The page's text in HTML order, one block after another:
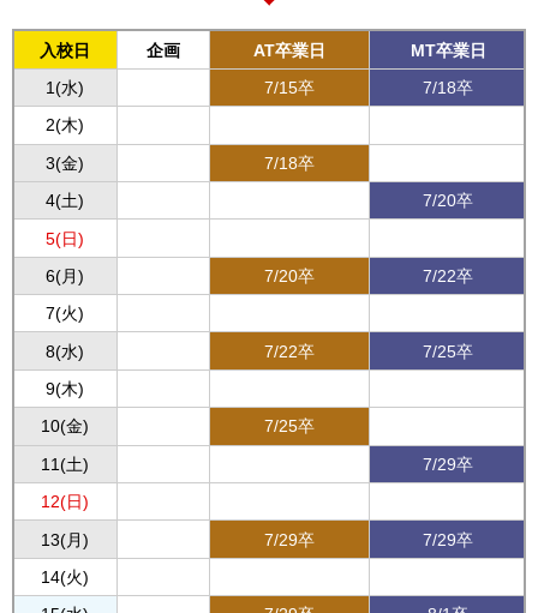
入校日 企画 AT卒業日
MT卒業日
1(水)
7/15卒
7/18卒
2(木)
3(金)
7/18卒
4(土)
7/20卒
5(日)
6(月)
7/20卒
7/22卒
7(火)
8(水)
7/22卒
7/25卒
9(木)
10(金)
7/25卒
11(土)
7/29卒
12(日)
13(月)
7/29卒
7/29卒
14(火)